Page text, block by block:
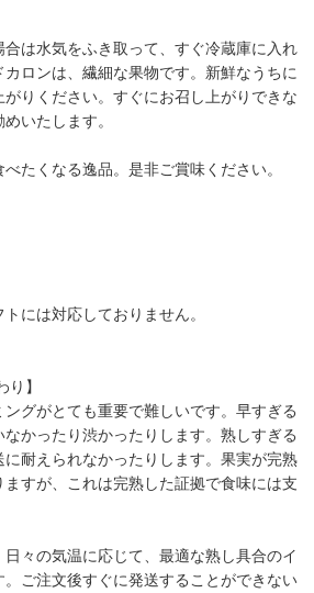
は水気をふき取って、すぐ冷蔵庫に入れ
ロンは、繊細な果物です。新鮮なうちに
りください。すぐにお召し上がりできな
いたします。
たくなる逸品。是非ご賞味ください。
には対応しておりません。
り】
グがとても重要で難しいです。早すぎる
かったり渋かったりします。熟しすぎる
に耐えられなかったりします。果実が完熟
すが、これは完熟した証拠で食味には支
々の気温に応じて、最適な熟し具合のイ
ご注文後すぐに発送することができない